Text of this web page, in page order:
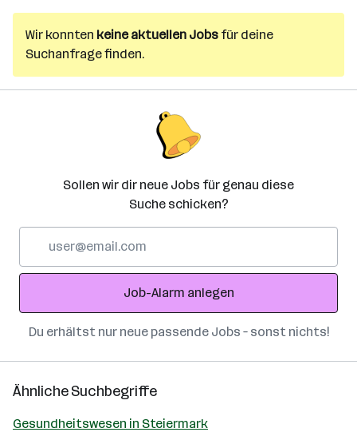
Steiermark
Wir konnten keine aktuellen Jobs für deine
Suchanfrage finden.
Sollen wir dir neue Jobs für genau diese
Suche schicken?
Adresse
Job-Alarm anlegen
Du erhältst nur neue passende Jobs – sonst nichts!
Ähnliche Suchbegriffe
Gesundheitswesen in Steiermark